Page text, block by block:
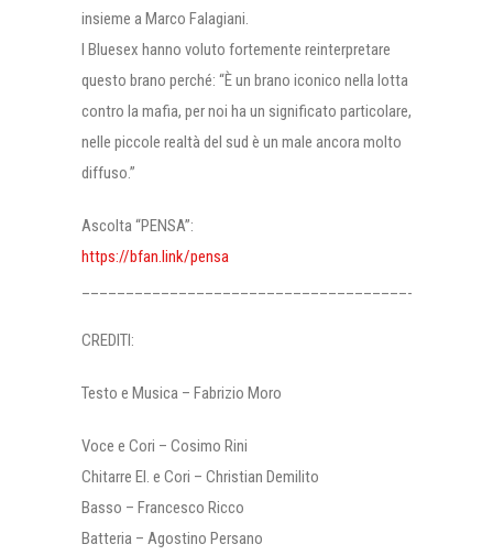
insieme a Marco Falagiani.
I Bluesex hanno voluto fortemente reinterpretare
questo brano perché: “È un brano iconico nella lotta
contro la mafia, per noi ha un significato particolare,
nelle piccole realtà del sud è un male ancora molto
diffuso.”
Ascolta “PENSA”:
https://bfan.link/pensa
CREDITI:
Testo e Musica – Fabrizio Moro
Voce e Cori – Cosimo Rini
Chitarre El. e Cori – Christian Demilito
Basso – Francesco Ricco
Batteria – Agostino Persano